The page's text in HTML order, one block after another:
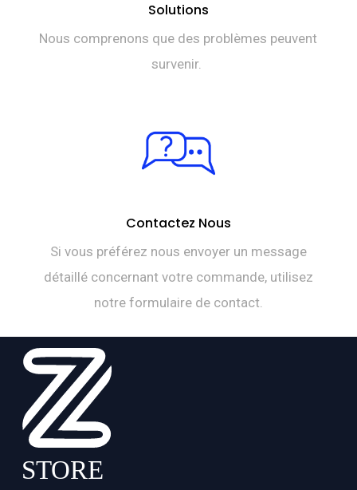
Solutions
Nous comprenons que des problèmes peuvent
survenir.
Contactez Nous
Si vous préférez nous envoyer un message
détaillé concernant votre commande, utilisez
notre formulaire de contact.